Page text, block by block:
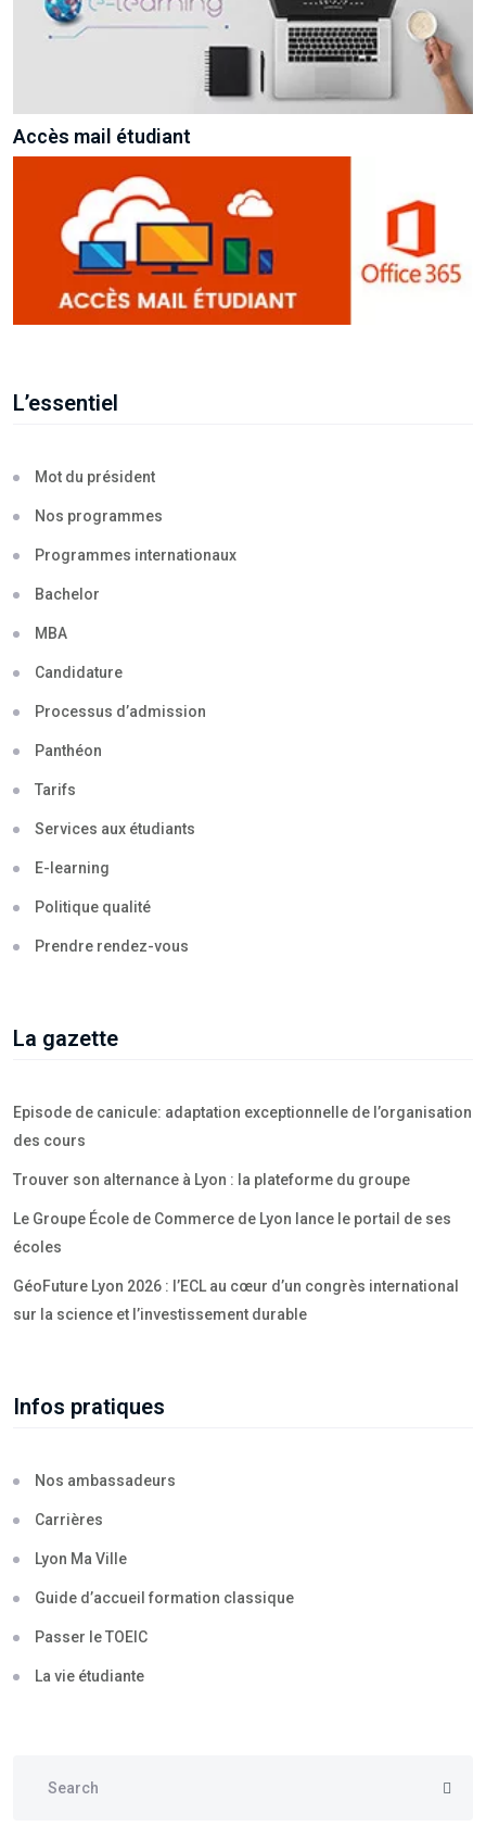
Accès mail étudiant
L’essentiel
Mot du président
Nos programmes
Programmes internationaux
Bachelor
MBA
Candidature
Processus d’admission
Panthéon
Tarifs
Services aux étudiants
E-learning
Politique qualité
Prendre rendez-vous
La gazette
Episode de canicule: adaptation exceptionnelle de l’organisation
des cours
Trouver son alternance à Lyon : la plateforme du groupe
Le Groupe École de Commerce de Lyon lance le portail de ses
écoles
GéoFuture Lyon 2026 : l’ECL au cœur d’un congrès international
sur la science et l’investissement durable
Infos pratiques
Nos ambassadeurs
Carrières
Lyon Ma Ville
Guide d’accueil formation classique
Passer le TOEIC
La vie étudiante